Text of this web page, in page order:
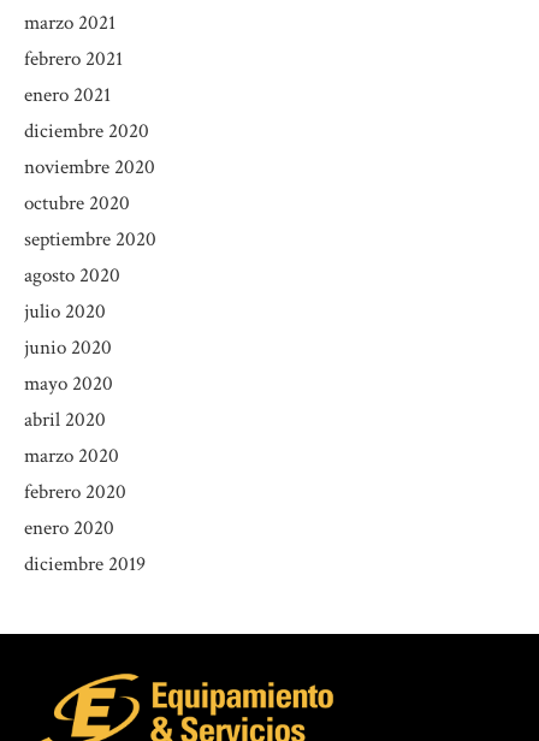
marzo 2021
febrero 2021
enero 2021
diciembre 2020
noviembre 2020
octubre 2020
septiembre 2020
agosto 2020
julio 2020
junio 2020
mayo 2020
abril 2020
marzo 2020
febrero 2020
enero 2020
diciembre 2019